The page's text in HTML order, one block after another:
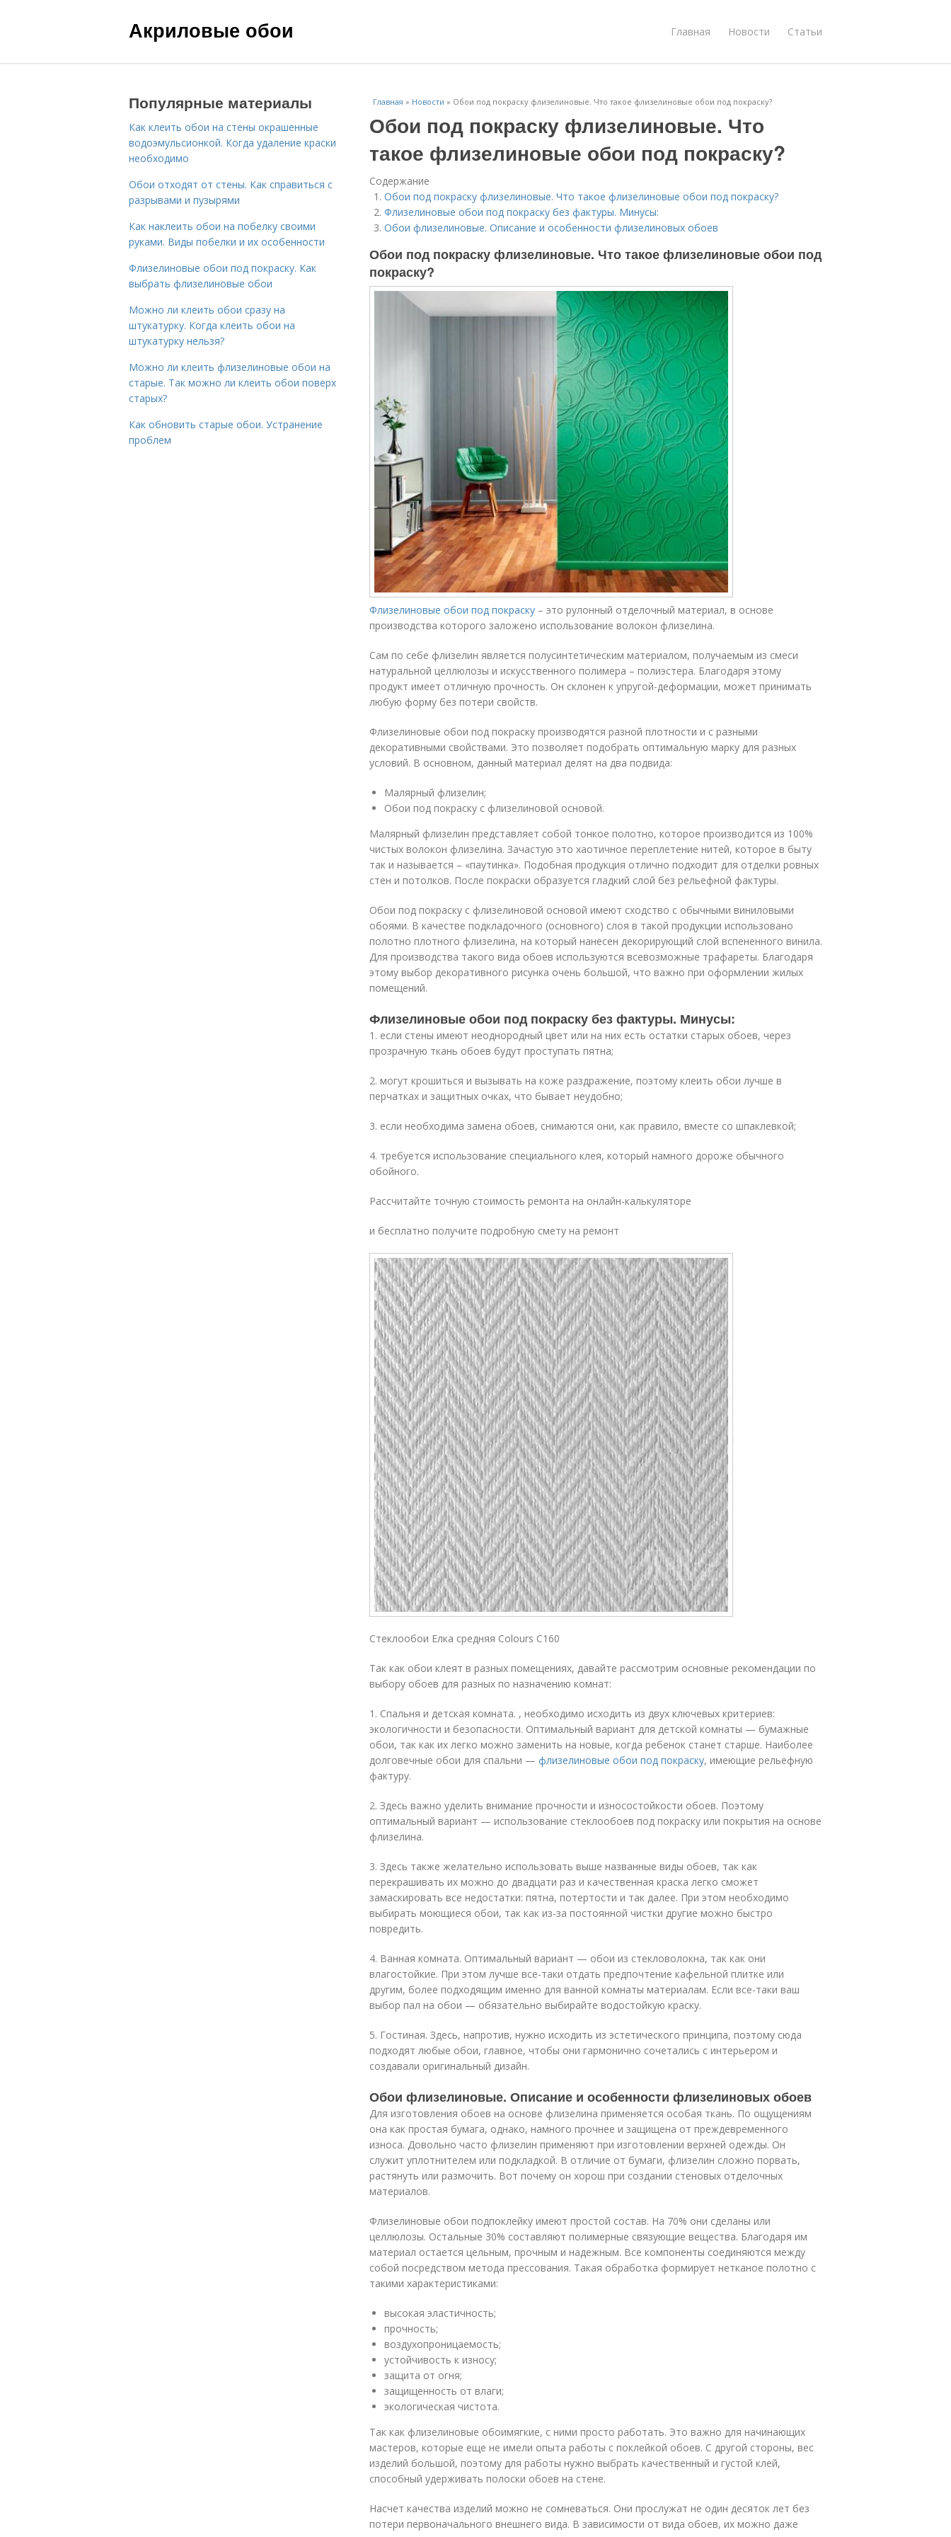
Акриловые обои Главная Новости Статьи
Главная » Новости » Обои под покраску флизелиновые. Что такое флизелиновые обои под покраску?
Обои под покраску флизелиновые. Что
такое флизелиновые обои под покраску?
Содержание
Обои под покраску флизелиновые. Что такое флизелиновые обои под покраску?
Флизелиновые обои под покраску без фактуры. Минусы:
Обои флизелиновые. Описание и особенности флизелиновых обоев
Обои под покраску флизелиновые. Что такое флизелиновые обои под
покраску?
Флизелиновые обои под покраску – это рулонный отделочный материал, в основе
производства которого заложено использование волокон флизелина.
Сам по себе флизелин является полусинтетическим материалом, получаемым из смеси
натуральной целлюлозы и искусственного полимера – полиэстера. Благодаря этому
продукт имеет отличную прочность. Он склонен к упругой-деформации, может принимать
любую форму без потери свойств.
Флизелиновые обои под покраску производятся разной плотности и с разными
декоративными свойствами. Это позволяет подобрать оптимальную марку для разных
условий. В основном, данный материал делят на два подвида:
Малярный флизелин;
Обои под покраску с флизелиновой основой.
Малярный флизелин представляет собой тонкое полотно, которое производится из 100%
чистых волокон флизелина. Зачастую это хаотичное переплетение нитей, которое в быту
так и называется – «паутинка». Подобная продукция отлично подходит для отделки ровных
стен и потолков. После покраски образуется гладкий слой без рельефной фактуры.
Обои под покраску с флизелиновой основой имеют сходство с обычными виниловыми
обоями. В качестве подкладочного (основного) слоя в такой продукции использовано
полотно плотного флизелина, на который нанесен декорирующий слой вспененного винила.
Для производства такого вида обоев используются всевозможные трафареты. Благодаря
этому выбор декоративного рисунка очень большой, что важно при оформлении жилых
помещений.
Флизелиновые обои под покраску без фактуры. Минусы:
1. если стены имеют неоднородный цвет или на них есть остатки старых обоев, через
прозрачную ткань обоев будут проступать пятна;
2. могут крошиться и вызывать на коже раздражение, поэтому клеить обои лучше в
перчатках и защитных очках, что бывает неудобно;
3. если необходима замена обоев, снимаются они, как правило, вместе со шпаклевкой;
4. требуется использование специального клея, который намного дороже обычного
обойного.
Рассчитайте точную стоимость ремонта на онлайн-калькуляторе
и бесплатно получите подробную смету на ремонт
Стеклообои Елка средняя Colours C160
Так как обои клеят в разных помещениях, давайте рассмотрим основные рекомендации по
выбору обоев для разных по назначению комнат:
1. Спальня и детская комната. , необходимо исходить из двух ключевых критериев:
экологичности и безопасности. Оптимальный вариант для детской комнаты — бумажные
обои, так как их легко можно заменить на новые, когда ребенок станет старше. Наиболее
долговечные обои для спальни — флизелиновые обои под покраску, имеющие рельефную
фактуру.
2. Здесь важно уделить внимание прочности и износостойкости обоев. Поэтому
оптимальный вариант — использование стеклообоев под покраску или покрытия на основе
флизелина.
3. Здесь также желательно использовать выше названные виды обоев, так как
перекрашивать их можно до двадцати раз и качественная краска легко сможет
замаскировать все недостатки: пятна, потертости и так далее. При этом необходимо
выбирать моющиеся обои, так как из-за постоянной чистки другие можно быстро
повредить.
4. Ванная комната. Оптимальный вариант — обои из стекловолокна, так как они
влагостойкие. При этом лучше все-таки отдать предпочтение кафельной плитке или
другим, более подходящим именно для ванной комнаты материалам. Если все-таки ваш
выбор пал на обои — обязательно выбирайте водостойкую краску.
5. Гостиная. Здесь, напротив, нужно исходить из эстетического принципа, поэтому сюда
подходят любые обои, главное, чтобы они гармонично сочетались с интерьером и
создавали оригинальный дизайн.
Обои флизелиновые. Описание и особенности флизелиновых обоев
Для изготовления обоев на основе флизелина применяется особая ткань. По ощущениям
она как простая бумага, однако, намного прочнее и защищена от преждевременного
износа. Довольно часто флизелин применяют при изготовлении верхней одежды. Он
служит уплотнителем или подкладкой. В отличие от бумаги, флизелин сложно порвать,
растянуть или размочить. Вот почему он хорош при создании стеновых отделочных
материалов.
Флизелиновые обои подпоклейку имеют простой состав. На 70% они сделаны или
целлюлозы. Остальные 30% составляют полимерные связующие вещества. Благодаря им
материал остается цельным, прочным и надежным. Все компоненты соединяются между
собой посредством метода прессования. Такая обработка формирует нетканое полотно с
такими характеристиками:
высокая эластичность;
прочность;
воздухопроницаемость;
устойчивость к износу;
защита от огня;
защищенность от влаги;
экологическая чистота.
Так как флизелиновые обоимягкие, с ними просто работать. Это важно для начинающих
мастеров, которые еще не имели опыта работы с поклейкой обоев. С другой стороны, вес
изделий большой, поэтому для работы нужно выбрать качественный и густой клей,
способный удерживать полоски обоев на стене.
Насчет качества изделий можно не сомневаться. Они прослужат не один десяток лет без
потери первоначального внешнего вида. В зависимости от вида обоев, их можно даже
Популярные материалы
Как клеить обои на стены окрашенные
водоэмульсионкой. Когда удаление краски
необходимо
Обои отходят от стены. Как справиться с
разрывами и пузырями
Как наклеить обои на побелку своими
руками. Виды побелки и их особенности
Флизелиновые обои под покраску. Как
выбрать флизелиновые обои
Можно ли клеить обои сразу на
штукатурку. Когда клеить обои на
штукатурку нельзя?
Можно ли клеить флизелиновые обои на
старые. Так можно ли клеить обои поверх
старых?
Как обновить старые обои. Устранение
проблем